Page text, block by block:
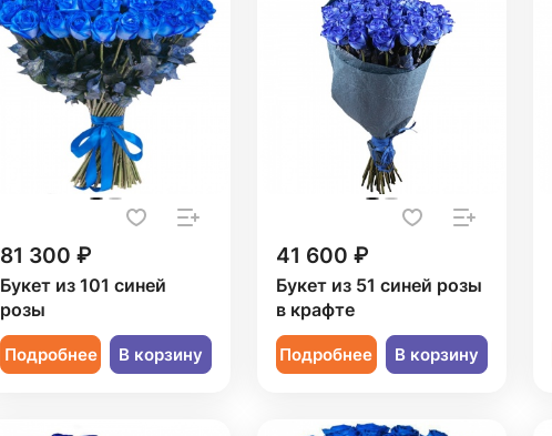
81 300 ₽
Букет из 101 синей
розы
Подробнее В корзину
41 600 ₽
Букет из 51 синей розы
в крафте
Подробнее В корзину